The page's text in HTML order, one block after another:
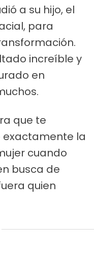
a su hijo, el
para
increíble y
en
que te
exactamente la
cuando
busca de
quien